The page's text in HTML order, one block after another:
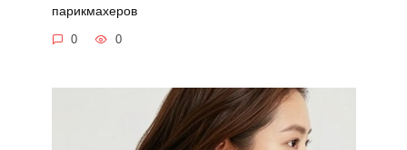
парикмахеров
0 0